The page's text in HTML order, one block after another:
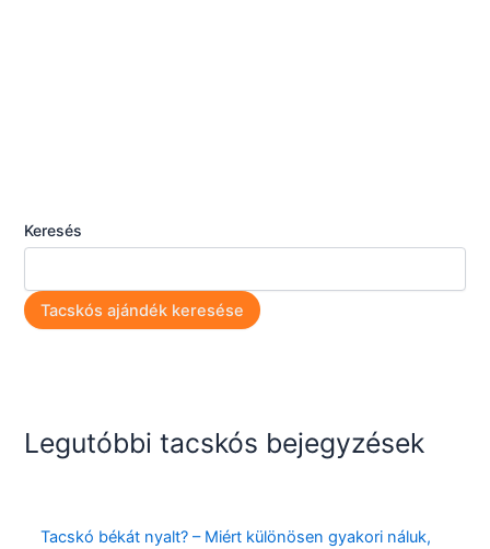
Keresés
Tacskós ajándék keresése
Legutóbbi tacskós bejegyzések
Tacskó békát nyalt? – Miért különösen gyakori náluk,